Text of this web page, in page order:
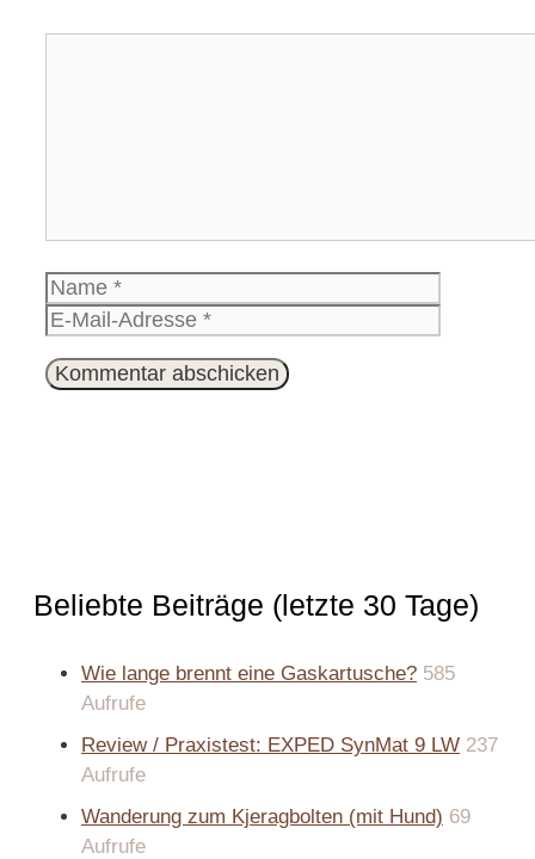
Name
Beliebte Beiträge (letzte 30 Tage)
Wie lange brennt eine Gaskartusche? 585
Aufrufe
Review / Praxistest: EXPED SynMat 9 LW 237
Aufrufe
Wanderung zum Kjeragbolten (mit Hund) 69
Aufrufe